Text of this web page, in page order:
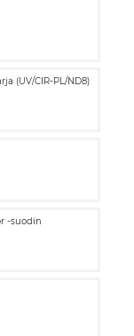
(UV/CIR-PL/ND8)
-suodin